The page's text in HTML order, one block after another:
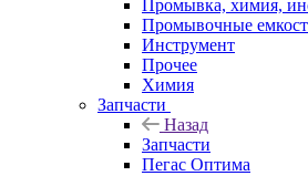
Промывка, химия,
Промывочные
Инструмент
Прочее
Химия
Запчасти
Назад
Запчасти
Пегас Оптима